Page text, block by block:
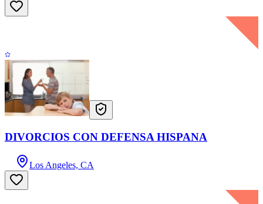
DIVORCIOS CON DEFENSA HISPANA
Los Angeles, CA